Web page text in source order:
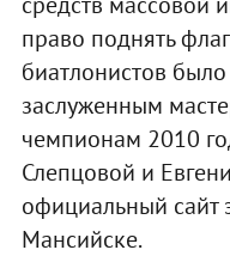
право поднять
биатлонистов
заслуженным
чемпионам 2010
Слепцовой и
официальный сайт
Мансийске.